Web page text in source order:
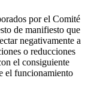
por el Comité
de manifiesto que
negativamente a
o reducciones
el consiguiente
el funcionamiento